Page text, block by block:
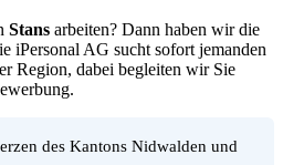
Stans arbeiten? Dann haben wir die
iPersonal AG sucht sofort jemanden
Region, dabei begleiten wir Sie
des Kantons Nidwalden und